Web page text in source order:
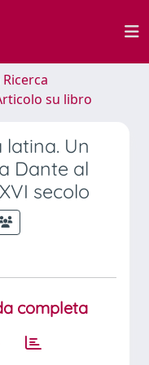
su libro
latina. Un
Dante al
secolo
completa